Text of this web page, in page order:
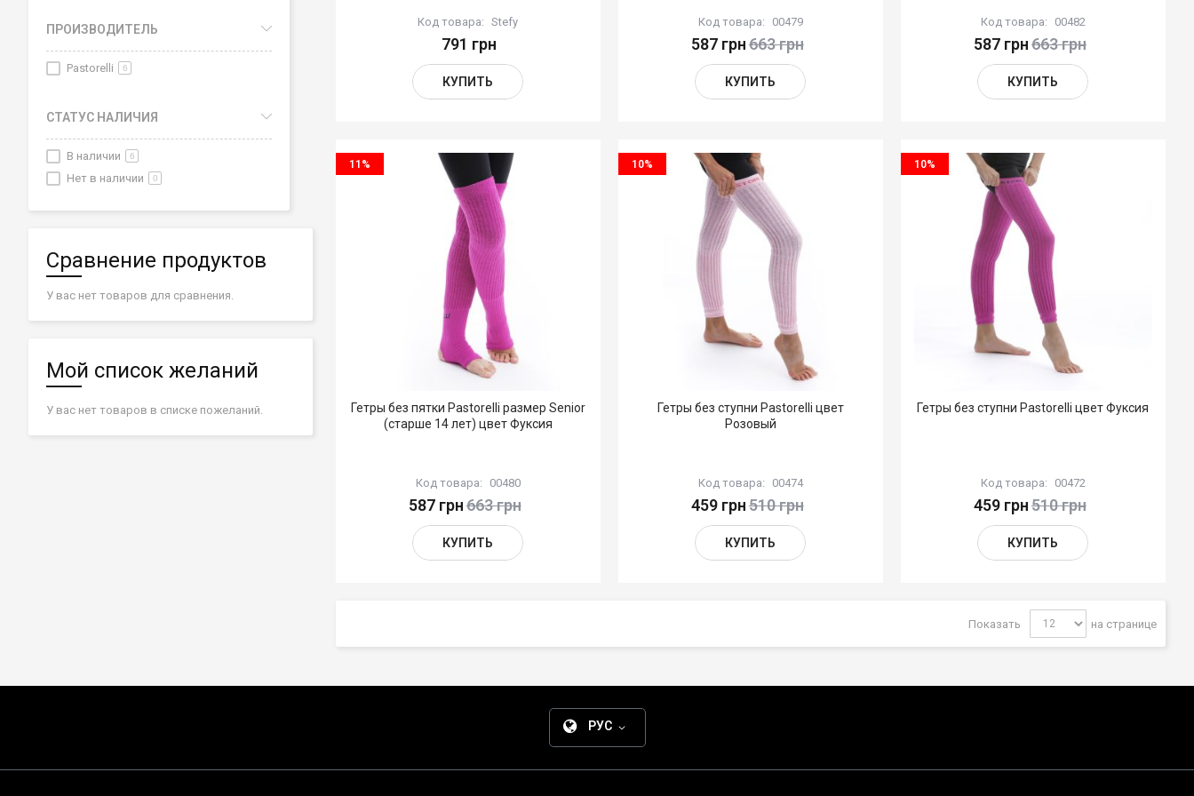
Код товара: Stefy
791 грн
КУПИТЬ
Код товара: 00479
587 грн663 грн
КУПИТЬ
Код товара: 00482
587 грн663 грн
КУПИТЬ
11%
Гетры без пятки Pastorelli размер Senior
(старше 14 лет) цвет Фуксия
Код товара: 00480
587 грн663 грн
КУПИТЬ
10%
Гетры без ступни Pastorelli цвет
Розовый
Код товара: 00474
459 грн510 грн
КУПИТЬ
10%
Гетры без ступни Pastorelli цвет Фуксия
Код товара: 00472
459 грн510 грн
КУПИТЬ
Показать на странице
ПРОИЗВОДИТЕЛЬ
Pastorelli 6
СТАТУС НАЛИЧИЯ
В наличии 6
Нет в наличии 0
Сравнение продуктов
У вас нет товаров для сравнения.
Мой список желаний
У вас нет товаров в списке пожеланий.
РУС